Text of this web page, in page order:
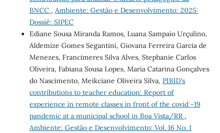
BNCC , Ambiente: Gestão e Desenvolvimento: 2025:
Dossiê: SIPEC
Ediane Sousa Miranda Ramos, Luana Sampaio Urçulino,
Aldemize Gomes Segantini, Giovana Ferreira Garcia de
Menezes, Francimeres Silva Alves, Stephanie Carlos
Oliveira, Fabiana Sousa Lopes, Maria Catarina Gonçalves
do Nascimento, Meikciane Oliveira Silva, PIBID's
contributions to teacher education: Report of
experience in remote classes in front of the covid -19
pandemic at a municipal school in Boa Vista/RR ,
Ambiente: Gestão e Desenvolvimento: Vol. 16 No. 1